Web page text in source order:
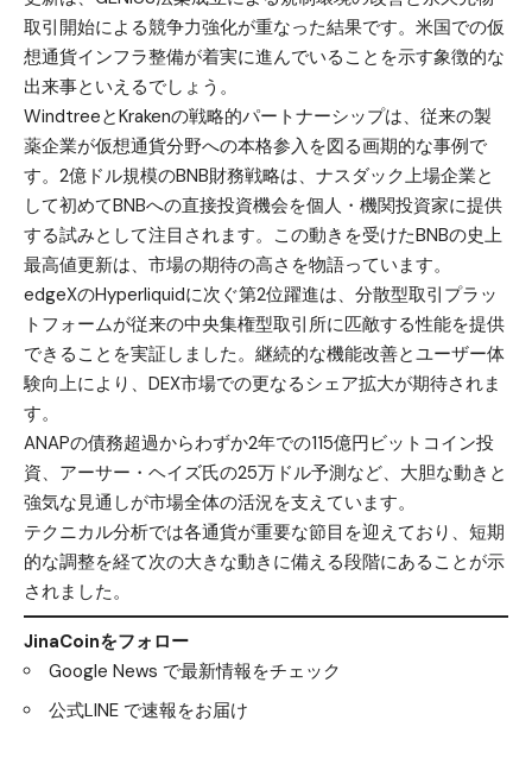
取引開始による競争力強化が重なった結果です。米国での仮
想通貨インフラ整備が着実に進んでいることを示す象徴的な
出来事といえるでしょう。
WindtreeとKrakenの戦略的パートナーシップは、従来の製
薬企業が仮想通貨分野への本格参入を図る画期的な事例で
す。2億ドル規模のBNB財務戦略は、ナスダック上場企業と
して初めてBNBへの直接投資機会を個人・機関投資家に提供
する試みとして注目されます。この動きを受けたBNBの史上
最高値更新は、市場の期待の高さを物語っています。
edgeXのHyperliquidに次ぐ第2位躍進は、分散型取引プラッ
トフォームが従来の中央集権型取引所に匹敵する性能を提供
できることを実証しました。継続的な機能改善とユーザー体
験向上により、DEX市場での更なるシェア拡大が期待されま
す。
ANAPの債務超過からわずか2年での115億円ビットコイン投
資、アーサー・ヘイズ氏の25万ドル予測など、大胆な動きと
強気な見通しが市場全体の活況を支えています。
テクニカル分析では各通貨が重要な節目を迎えており、短期
的な調整を経て次の大きな動きに備える段階にあることが示
されました。
JinaCoinをフォロー
Google News で最新情報をチェック
公式LINE で速報をお届け